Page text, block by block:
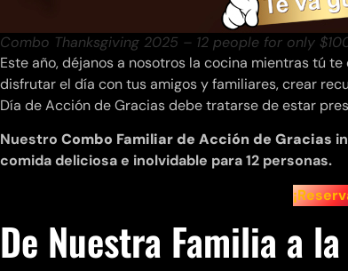
Combo Thanksgiving 2025 – 12 people for only
Este año, déjanos a nosotros la cocina mientras tú
disfrutar el día con tus amigos y familiares, crear
Día de Acción de Gracias debe tratarse de estar
Nuestro Combo Familiar de Acción de Gracias
comida deliciosa e inolvidable para 12 personas.
De Nuestra Familia a la